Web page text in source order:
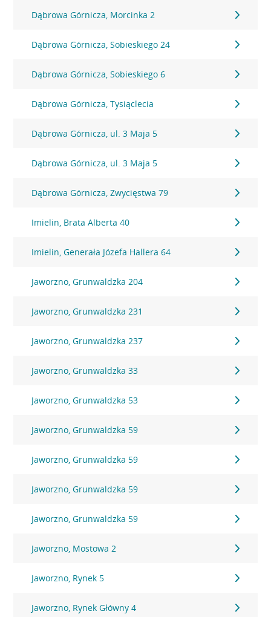
Dąbrowa Górnicza, Morcinka 2
Dąbrowa Górnicza, Sobieskiego 24
Dąbrowa Górnicza, Sobieskiego 6
Dąbrowa Górnicza, Tysiąclecia
Dąbrowa Górnicza, ul. 3 Maja 5
Dąbrowa Górnicza, ul. 3 Maja 5
Dąbrowa Górnicza, Zwycięstwa 79
Imielin, Brata Alberta 40
Imielin, Generała Józefa Hallera 64
Jaworzno, Grunwaldzka 204
Jaworzno, Grunwaldzka 231
Jaworzno, Grunwaldzka 237
Jaworzno, Grunwaldzka 33
Jaworzno, Grunwaldzka 53
Jaworzno, Grunwaldzka 59
Jaworzno, Grunwaldzka 59
Jaworzno, Grunwaldzka 59
Jaworzno, Grunwaldzka 59
Jaworzno, Mostowa 2
Jaworzno, Rynek 5
Jaworzno, Rynek Główny 4